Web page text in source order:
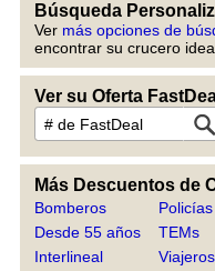
Búsqueda
Ver más opciones de
encontrar su crucero
Ver su Oferta
Más Descuentos de
Bomberos
Desde 55 años
Interlineal
Policías
TEMs